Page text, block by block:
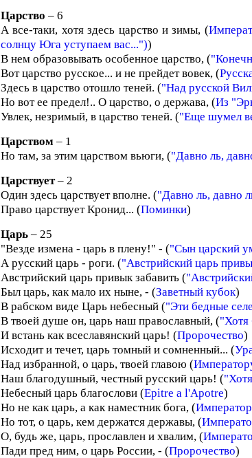
Царство – 6
А все-таки, хотя здесь царство и зимы, (
солнцу Юга уступаем вас..."))
В нем образовывать особенное царство, (
Вот царство русское... и не прейдет вовек, (
Здесь в царство отошло теней. ("Над русской
Но вот ее предел!.. О царство, о держава, (Из
Увлек, незримый, в царство теней. ("Еще шумел
Царством – 1
Но там, за этим царством вьюги, ("Давно ль,
Царствует– 2
Один здесь царствует вполне. ("Давно ль, давно
Право царствует Кронид... (Поминки)
Царь – 25
"Везде измена - царь в плену!" - ("Сын царский
А русский царь - роги. ("Австрийский царь
Австрийский царь привык забавить (
Был царь, как мало их ныне, - (Заветный кубок)
В рабском виде Царь небесный ("Эти бедные
В твоей душе он, царь наш православный, ("Хотя
И встань как всеславянский царь! (Пророчество)
Исходит и течет, царь томный и сомненный... (
Над избранной, о царь, твоей главою (
Наш благодушный, честный русский царь! (
Небесный царь благослови (Epitre a l'Apotre)
Но не как царь, а как наместник бога, (
Но тот, о царь, кем держатся державы, (
О, будь же, царь, прославлен и хвалим, (
Пади пред ним, о царь России, - (Пророчество)